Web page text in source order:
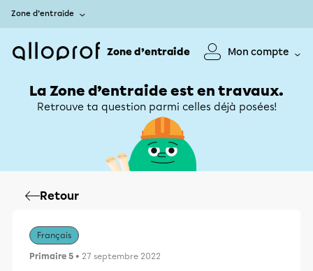
Zone d’entraide
Zone d’entraide Mon compte
La Zone d’entraide est en travaux.
Retrouve ta question parmi celles déjà posées!
Retour
Français
Primaire 5 • 27 septembre 2022